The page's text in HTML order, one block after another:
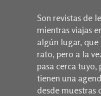
Son revistas de
mientras viajas
algún lugar, que
rato, pero a la
pasa cerca
tienen una
desde muestras